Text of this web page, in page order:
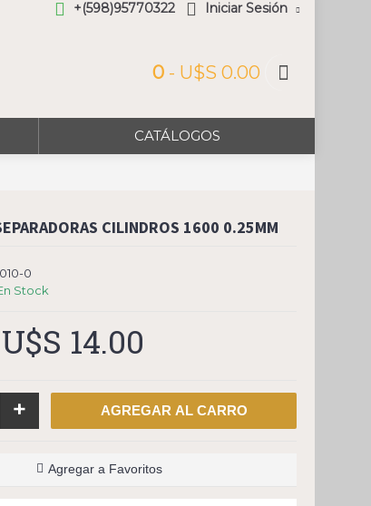
+(598)95770322 Iniciar Sesión
0 - U$S 0.00
CATÁLOGOS
CILINDROS 1600 0.25MM
0
Stock
U$S 14.00
+ AGREGAR AL CARRO
Agregar a Favoritos